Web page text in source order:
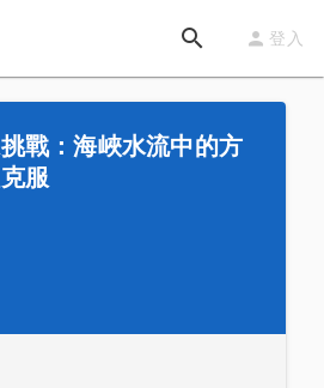
登入
戰：海峽水流中的方
服